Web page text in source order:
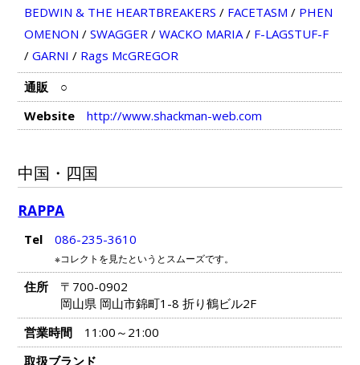
BEDWIN & THE HEARTBREAKERS / FACETASM / PHEN
OMENON / SWAGGER/ WACKO MARIA/ F-LAGSTUF-F
/ GARNI / Rags McGREGOR
通販
○
Website
http://www.shackman-web.com
中国・四国
RAPPA
Tel 086-235-3610
※コレクトを見たというとスムーズです。
住所
〒700-0902
岡山県 岡山市錦町1-8 折り鶴ビル2F
営業時間
11:00～21:00
取扱ブランド